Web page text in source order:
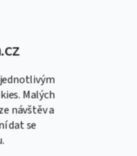
Malých
návštěv a
dat se
(2 892,38 Kč včetně DPH)